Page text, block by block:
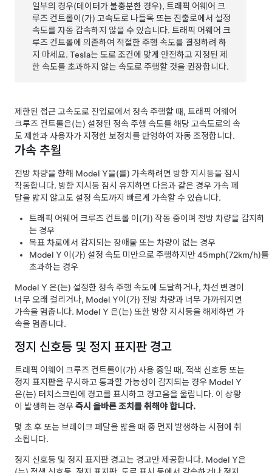
일부의 경우(데이터가 불충분한 경우),트래픽 어웨어 크
루즈 컨트롤이(가) 고속도로 나들목 또는 진출로에서 설정
속도를 자동 감속하지 않을 수 있습니다.트래픽 어웨어 크
루즈 컨트롤에 의존하여 적절한 주행 속도를 결정하려 하
지 마세요. Tesla는 도로 조건에 맞게 안전하고 지정된 제
한 속도를 초과하지 않는 속도로 주행할 것을 권장합니다.
제한된 접근 고속도로 진입로에서 정속 주행할 때, 트래픽 어웨어
크루즈 컨트롤은(는) 설정된 정속 주행 속도를 해당 고속도로의 속
도 제한과 사용자가 지정한 보정치를 반영하여 자동 조정합니다.
가속 추월
전방 차량을 향해 Model Y을(를) 가속하려면 방향 지시등을 잠시
작동합니다. 방향 지시등 잠시 유지하면 다음과 같은 경우 가속 페
달을 밟지 않고도 설정 속도까지 빠르게 가속할 수 있습니다.
트래픽 어웨어 크루즈 컨트롤 이(가) 작동 중이며 전방 차량을 감지하
는 경우
목표 차로에서 감지되는 장애물 또는 차량이 없는 경우
Model Y 이(가) 설정 속도 미만으로 주행하지만45mph(72km/h)를
초과하는 경우
Model Y 은(는) 설정한 정속 주행 속도에 도달하거나, 차선 변경이
너무 오래 걸리거나, Model Y이(가) 전방 차량과 너무 가까워지면
가속을 멈춥니다. Model Y 은(는) 또한 방향 지시등을 해제하면 가
속을 멈춥니다.
정지 신호등 및 정지 표지판 경고
트래픽 어웨어 크루즈 컨트롤이(가) 사용 중일 때, 적색 신호등 또는
정지 표지판을 무시하고 통과할 가능성이 감지되는 경우 Model Y
은(는) 터치스크린에 경고를 표시하고 경고음을 울립니다. 이 상황
이 발생하는 경우즉시 올바른 조치를 취해야 합니다.
몇 초 후 또는 브레이크 페달을 밟을 때 중 먼저 발생하는 시점에 취
소됩니다.
정지 신호등 및 정지 표지판 경고는 경고만 제공합니다. Model Y은